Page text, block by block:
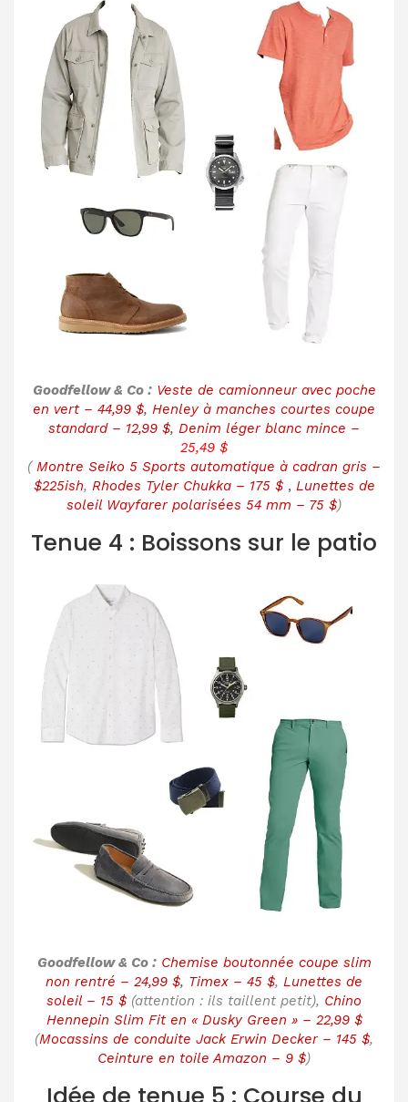
Goodfellow & Co : Veste de camionneur avec poche
en vert – 44,99 $, Henley à manches courtes coupe
standard – 12,99 $, Denim léger blanc mince –
25,49 $
( Montre Seiko 5 Sports automatique à cadran gris –
$225ish, Rhodes Tyler Chukka – 175 $, Lunettes de
soleil Wayfarer polarisées 54 mm – 75 $)
Tenue 4 : Boissons sur le patio
Goodfellow & Co : Chemise boutonnée coupe slim
non rentré – 24,99 $, Timex – 45 $, Lunettes de
soleil – 15 $ (attention : ils taillent petit), Chino
Hennepin Slim Fit en « Dusky Green » – 22,99 $
(Mocassins de conduite Jack Erwin Decker – 145 $,
Ceinture en toile Amazon – 9 $)